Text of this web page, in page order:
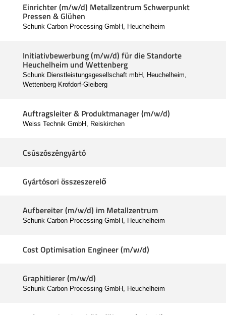
Einrichter (m/w/d) Metallzentrum Schwerpunkt
Pressen & Glühen
Schunk Carbon Processing GmbH, Heuchelheim
Initiativbewerbung (m/w/d) für die Standorte
Heuchelheim und Wettenberg
Schunk Dienstleistungsgesellschaft mbH, Heuchelheim,
Wettenberg Krofdorf-Gleiberg
Auftragsleiter & Produktmanager (m/w/d)
Weiss Technik GmbH, Reiskirchen
Csúszószéngyártó
Gyártósori összeszerelő
Aufbereiter (m/w/d) im Metallzentrum
Schunk Carbon Processing GmbH, Heuchelheim
Cost Optimisation Engineer (m/w/d)
Graphitierer (m/w/d)
Schunk Carbon Processing GmbH, Heuchelheim